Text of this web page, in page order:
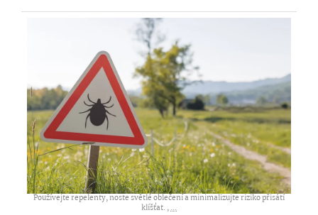
Používejte repelenty, noste světlé oblečení a minimalizujte riziko přisátí
klíšťat. ,...